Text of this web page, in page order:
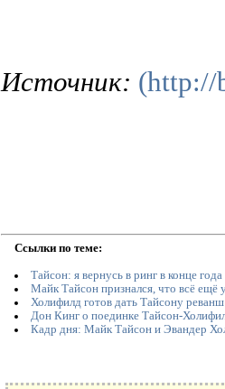
Источник: (http://
Ссылки по теме:
Тайсон: я вернусь в ринг в конце
Майк Тайсон признался, что всё ещё
Холифилд готов дать Тайсону реванш
Дон Кинг о поединке Тайсон-
Кадр дня: Майк Тайсон и Эвандер